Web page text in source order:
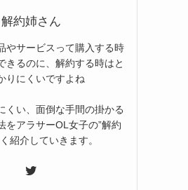
解約姉さん
やサービスって購入する時
きるのに、解約する時はと
りにくいですよね
くい、面倒な手間の掛かる
をアラサーOL女子の”解約
紹介していきます。